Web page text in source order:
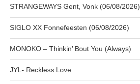
STRANGEWAYS Gent, Vonk (06/08/2026)
SIGLO XX Fonnefeesten (06/08/2026)
MONOKO – Thinkin’ Bout You (Always)
JYL- Reckless Love